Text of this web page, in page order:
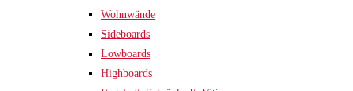
Wohnwände
Sideboards
Lowboards
Highboards